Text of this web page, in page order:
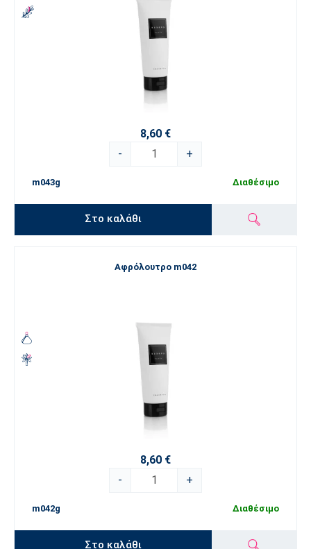
8,60 €
-
+
m043g Διαθέσιμο
Στο καλάθι
Αφρόλουτρο m042
8,60 €
-
+
m042g Διαθέσιμο
Στο καλάθι